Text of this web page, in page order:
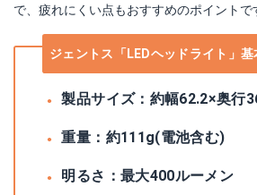
で、疲れにくい点もおすすめのポイントで
ジェントス「LEDヘッドライト」基
製品サイズ：約幅62.2×奥行
重量：約111g(電池含む)
明るさ：最大400ルーメン